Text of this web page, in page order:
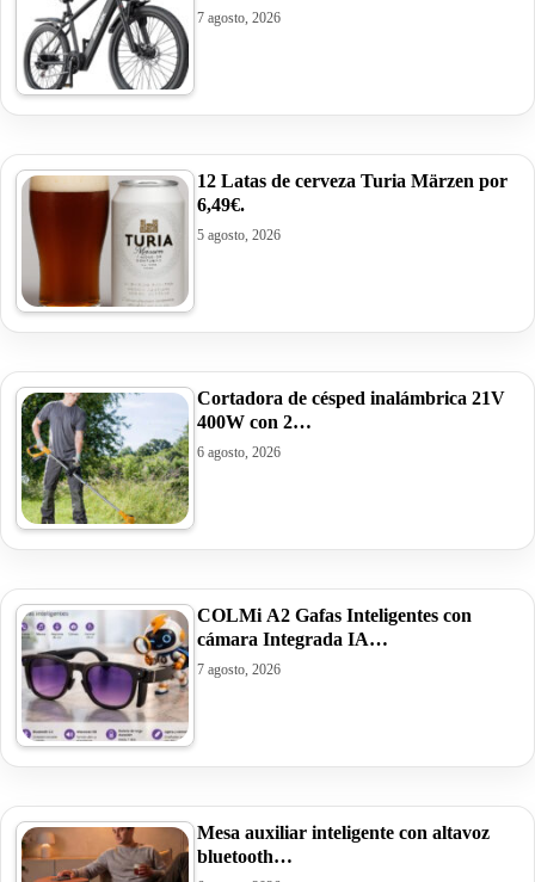
7 agosto, 2026
12 Latas de cerveza Turia Märzen por
6,49€.
5 agosto, 2026
Cortadora de césped inalámbrica 21V
400W con 2…
6 agosto, 2026
COLMi A2 Gafas Inteligentes con
cámara Integrada IA…
7 agosto, 2026
Mesa auxiliar inteligente con altavoz
bluetooth…